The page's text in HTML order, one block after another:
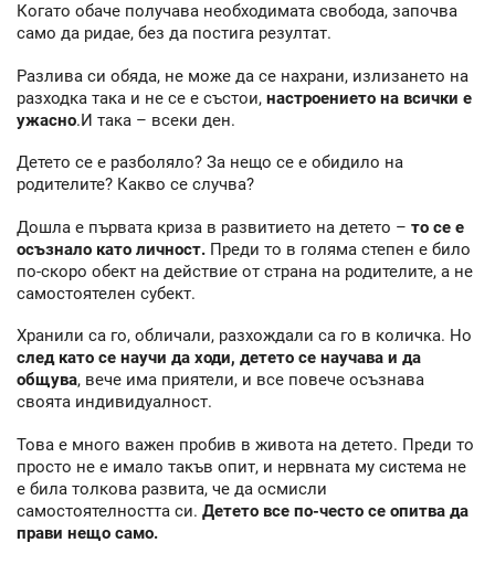
Когато обаче получава необходимата свобода, започва
само да ридае, без да постига резултат.
Разлива си обяда, не може да се нахрани, излизането на
разходка така и не се е състои, настроението на всички е
ужасно.И така – всеки ден.
Детето се е разболяло? За нещо се е обидило на
родителите? Какво се случва?
Дошла е първата криза в развитието на детето – то се е
осъзнало като личност. Преди то в голяма степен е било
по-скоро обект на действие от страна на родителите, а не
самостоятелен субект.
Хранили са го, обличали, разхождали са го в количка. Но
след като се научи да ходи, детето се научава и да
общува, вече има приятели, и все повече осъзнава
своята индивидуалност.
Това е много важен пробив в живота на детето. Преди то
просто не е имало такъв опит, и нервната му система не
е била толкова развита, че да осмисли
самостоятелността си. Детето все по-често се опитва да
прави нещо само.